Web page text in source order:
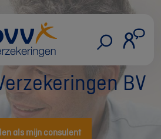
BV
als mijn consulent